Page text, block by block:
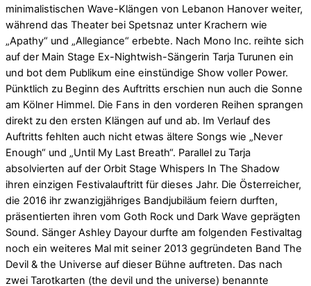
minimalistischen Wave-Klängen von Lebanon Hanover weiter,
während das Theater bei Spetsnaz unter Krachern wie
„Apathy“ und „Allegiance“ erbebte. Nach Mono Inc. reihte sich
auf der Main Stage Ex-Nightwish-Sängerin Tarja Turunen ein
und bot dem Publikum eine einstündige Show voller Power.
Pünktlich zu Beginn des Auftritts erschien nun auch die Sonne
am Kölner Himmel. Die Fans in den vorderen Reihen sprangen
direkt zu den ersten Klängen auf und ab. Im Verlauf des
Auftritts fehlten auch nicht etwas ältere Songs wie „Never
Enough“ und „Until My Last Breath“. Parallel zu Tarja
absolvierten auf der Orbit Stage Whispers In The Shadow
ihren einzigen Festivalauftritt für dieses Jahr. Die Österreicher,
die 2016 ihr zwanzigjähriges Bandjubiläum feiern durften,
präsentierten ihren vom Goth Rock und Dark Wave geprägten
Sound. Sänger Ashley Dayour durfte am folgenden Festivaltag
noch ein weiteres Mal mit seiner 2013 gegründeten Band The
Devil & the Universe auf dieser Bühne auftreten. Das nach
zwei Tarotkarten (the devil und the universe) benannte